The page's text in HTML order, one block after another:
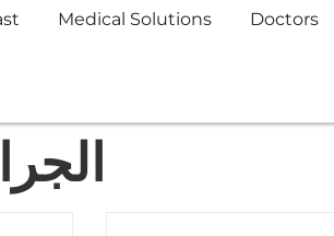
Medical Solutions Doctors